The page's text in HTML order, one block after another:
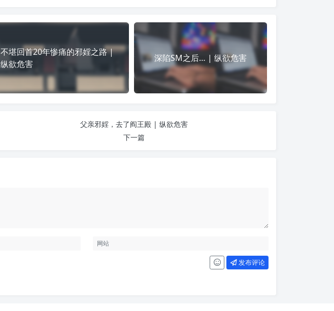
不堪回首20年惨痛的邪婬之路 |
纵欲危害
深陷SM之后… | 纵欲危害
父亲邪婬，去了阎王殿 | 纵欲危害
下一篇
发布评论